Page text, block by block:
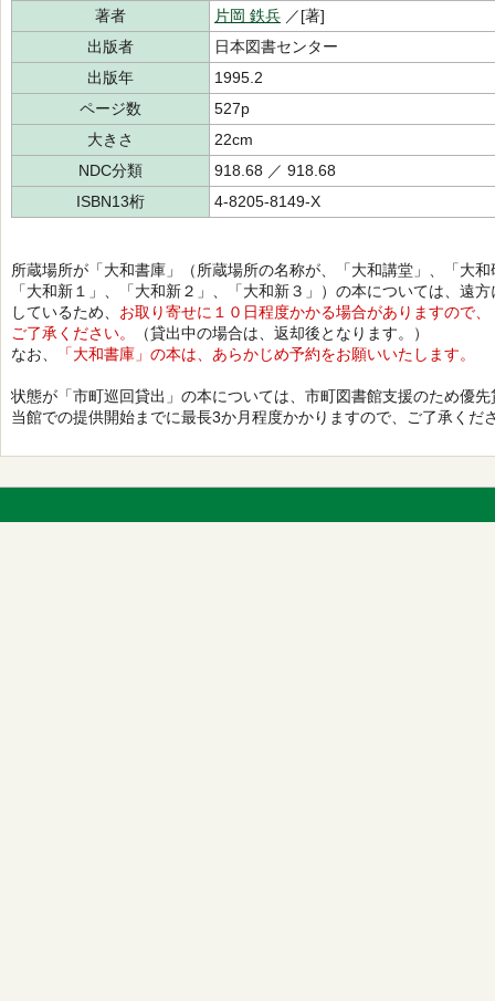
著者
片岡 鉄兵 ／[著]
出版者
日本図書センター
出版年
1995.2
ページ数
527p
大きさ
22cm
NDC分類
918.68 ／ 918.68
ISBN13桁
4-8205-8149-X
所蔵場所が「大和書庫」（所蔵場所の名称が、「大和講堂」、「大和
「大和新１」、「大和新２」、「大和新３」）の本については、遠方
しているため、 お取り寄せに１０日程度かかる場合がありますので、
ご了承ください。
（貸出中の場合は、返却後となります。）
なお、
「大和書庫」の本は、あらかじめ予約をお願いいたします。
状態が「市町巡回貸出」の本については、市町図書館支援のため優
当館での提供開始までに最長3か月程度かかりますので、ご了承くだ